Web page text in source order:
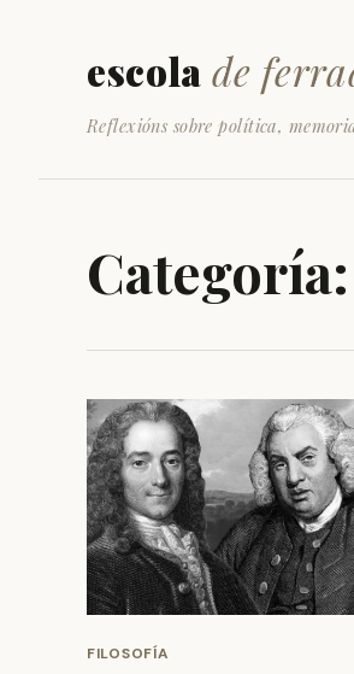
escola de
Reflexións sobre política,
Categoría:
FILOSOFÍA